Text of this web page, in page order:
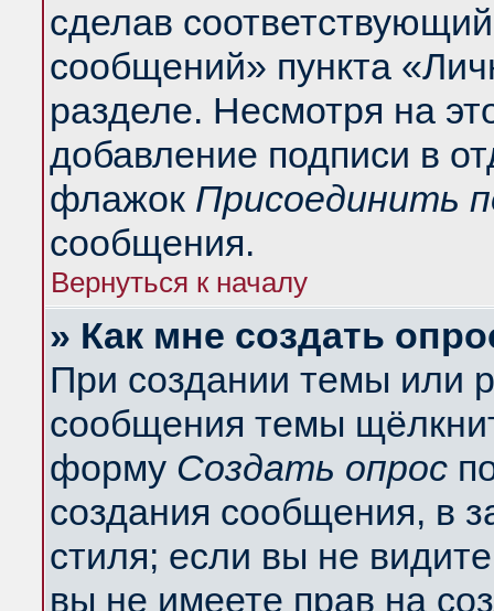
сделав
сообщений» пункта
разделе. Несмотря на
добавление подписи в
флажок Присоединить
сообщения.
Вернуться к началу
» Как мне создать
При создании темы или
сообщения темы
форму Создать опрос
создания сообщения, в
стиля; если вы не
вы не имеете прав на